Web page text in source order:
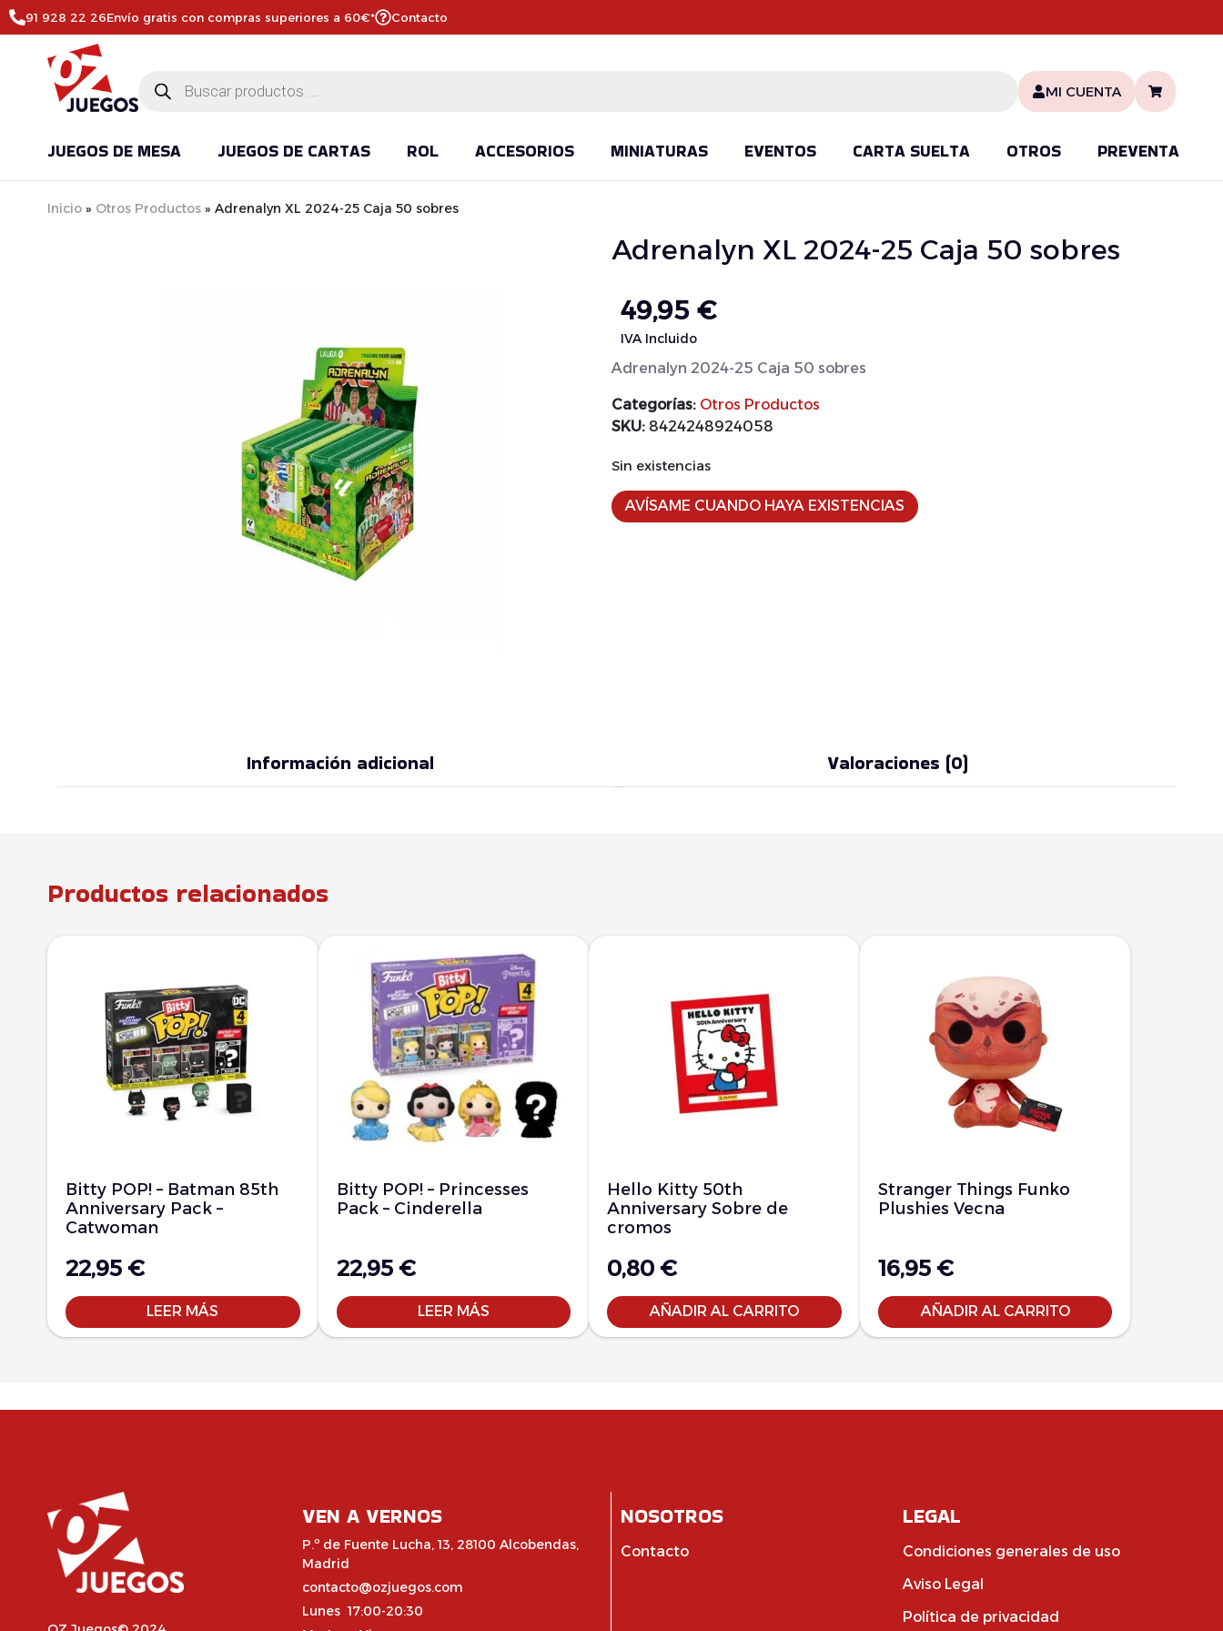
91 928 22 26Envío gratis con compras superiores a 60€* Contacto
MI CUENTA
JUEGOS DE MESA JUEGOS DE CARTAS ROL ACCESORIOS MINIATURAS EVENTOS CARTA SUELTA OTROS PREVENTA
Inicio » Otros Productos » Adrenalyn XL 2024-25 Caja 50 sobres
Adrenalyn XL 2024-25 Caja 50 sobres
49,95 €
IVA Incluido
Adrenalyn 2024-25 Caja 50 sobres
Categorías: Otros Productos
SKU: 8424248924058
Sin existencias
AVÍSAME CUANDO HAYA EXISTENCIAS
Información adicional Valoraciones (0)
Productos relacionados
Bitty POP! – Batman 85th
Anniversary Pack –
Catwoman
22,95 €
LEER MÁS
Bitty POP! – Princesses
Pack – Cinderella
22,95 €
LEER MÁS
Hello Kitty 50th
Anniversary Sobre de
cromos
0,80€
AÑADIR AL CARRITO
Stranger Things Funko
Plushies Vecna
16,95 €
AÑADIR AL CARRITO
VEN A VERNOS
P.º de Fuente Lucha, 13, 28100 Alcobendas,
Madrid
contacto@ozjuegos.com
Lunes 17:00-20:30
NOSOTROS
Contacto
LEGAL
Condiciones generales de uso
Aviso Legal
Política de privacidad